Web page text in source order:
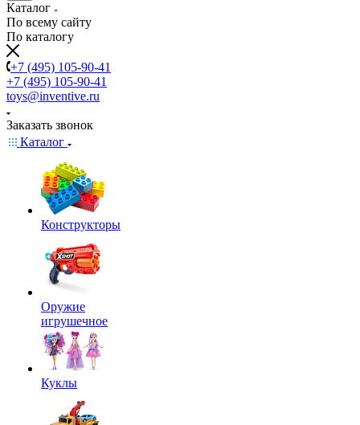
Каталог
По всему сайту
По каталогу
+7 (495) 105-90-41
+7 (495) 105-90-41
toys@inventive.ru
Заказать звонок
Каталог
Конструкторы
Оружие
игрушечное
Куклы